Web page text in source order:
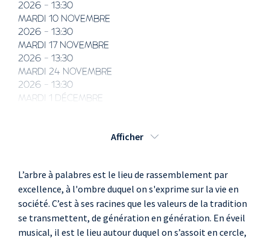
2026 - 13:30
MARDI 10 NOVEMBRE
2026 - 13:30
MARDI 17 NOVEMBRE
2026 - 13:30
MARDI 24 NOVEMBRE
2026 - 13:30
MARDI 1 DÉCEMBRE
Afficher
L’arbre à palabres est le lieu de rassemblement par
excellence, à l'ombre duquel on s'exprime sur la vie en
société. C’est à ses racines que les valeurs de la tradition
se transmettent, de génération en génération. En éveil
musical, il est le lieu autour duquel on s’assoit en cercle,